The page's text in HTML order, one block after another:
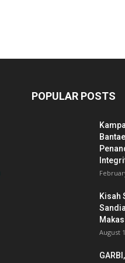
POPULAR POSTS
Kisah
August